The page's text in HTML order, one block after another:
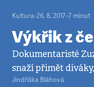
Kultura•26. 8. 2017•7 minut
Výkřik z
Dokumentaristé
snaží přimět
Jindřiška Bláhová